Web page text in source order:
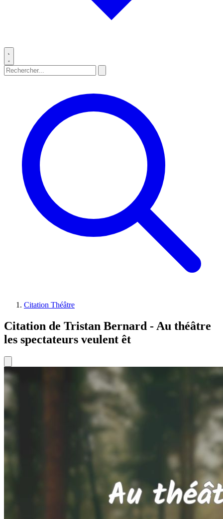
Citation Théâtre
Citation de Tristan Bernard - Au théâtre
les spectateurs veulent êt